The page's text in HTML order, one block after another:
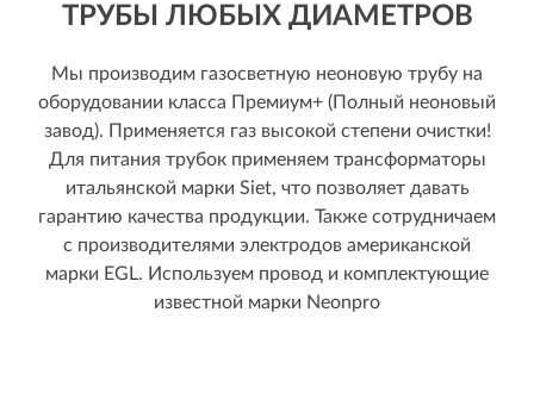
ТРУБЫ ЛЮБЫХ ДИАМЕТРОВ
Мы производим газосветную неоновую трубу на
оборудовании класса Премиум+ (Полный неоновый
завод). Применяется газ высокой степени очистки!
Для питания трубок применяем трансформаторы
итальянской марки Siet, что позволяет давать
гарантию качества продукции. Также сотрудничаем
с производителями электродов американской
марки EGL. Используем провод и комплектующие
известной марки Neonpro